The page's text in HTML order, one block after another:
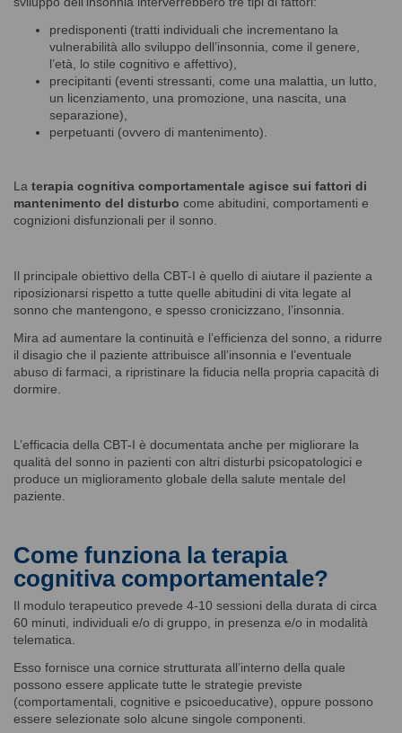
predisponenti (tratti individuali che incrementano la
vulnerabilità allo sviluppo dell’insonnia, come il genere,
l’età, lo stile cognitivo e affettivo),
precipitanti (eventi stressanti, come una malattia, un lutto,
un licenziamento, una promozione, una nascita, una
separazione),
perpetuanti (ovvero di mantenimento).
La terapia cognitiva comportamentale agisce sui fattori di
mantenimento del disturbo come abitudini, comportamenti e
cognizioni disfunzionali per il sonno.
Il principale obiettivo della CBT-I è quello di aiutare il paziente a
riposizionarsi rispetto a tutte quelle abitudini di vita legate al
sonno che mantengono, e spesso cronicizzano, l’insonnia.
Mira ad aumentare la continuità e l’efficienza del sonno, a ridurre
il disagio che il paziente attribuisce all’insonnia e l’eventuale
abuso di farmaci, a ripristinare la fiducia nella propria capacità di
dormire.
L’efficacia della CBT-I è documentata anche per migliorare la
qualità del sonno in pazienti con altri disturbi psicopatologici e
produce un miglioramento globale della salute mentale del
paziente.
Come funziona la terapia
cognitiva comportamentale?
Il modulo terapeutico prevede 4-10 sessioni della durata di circa
60 minuti, individuali e/o di gruppo, in presenza e/o in modalità
telematica.
Esso fornisce una cornice strutturata all’interno della quale
possono essere applicate tutte le strategie previste
(comportamentali, cognitive e psicoeducative), oppure possono
essere selezionate solo alcune singole componenti.